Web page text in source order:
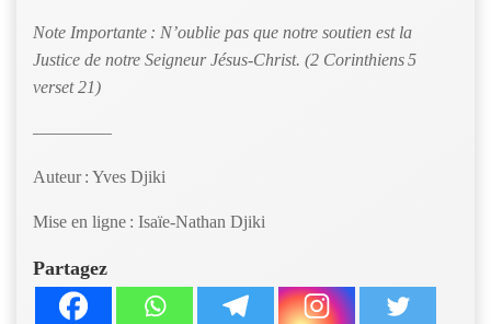
Note Importante : N’oublie pas que notre soutien est la
Justice de notre Seigneur Jésus-Christ. (2 Corinthiens 5
verset 21)
————–
Auteur : Yves Djiki
Mise en ligne : Isaïe-Nathan Djiki
Partagez